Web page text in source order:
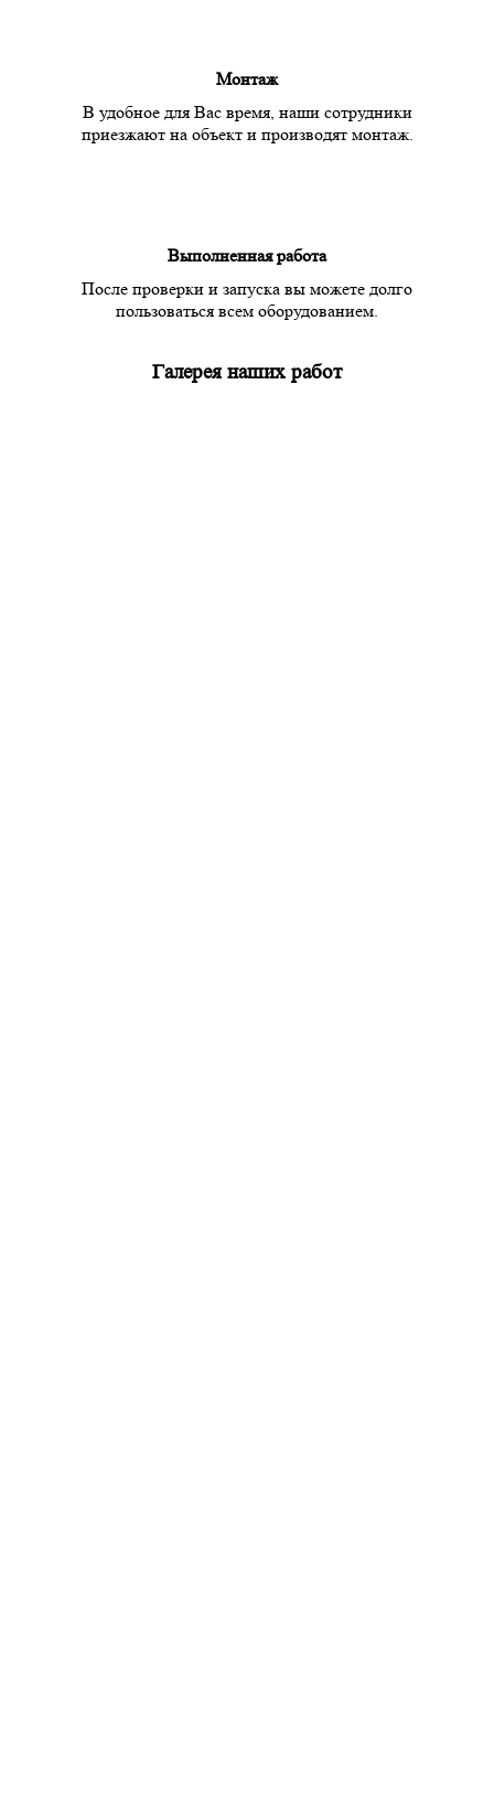
Монтаж
В удобное для Вас время, наши сотрудники
приезжают на объект и производят монтаж.
Выполненная работа
После проверки и запуска вы можете долго
пользоваться всем оборудованием.
Галерея наших работ